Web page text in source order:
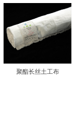
聚酯长丝土工布